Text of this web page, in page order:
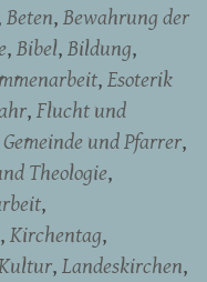
Beten Bewahrung der
Bibel Bildung
Esoterik
Flucht und
Gemeinde und Pfarrer
Theologie
Kirchentag
Landeskirchen